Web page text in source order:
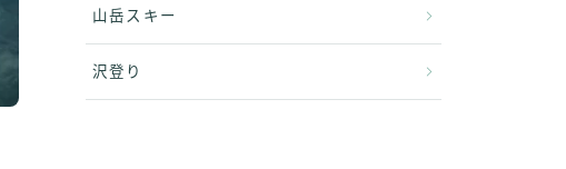
山岳スキー
沢登り